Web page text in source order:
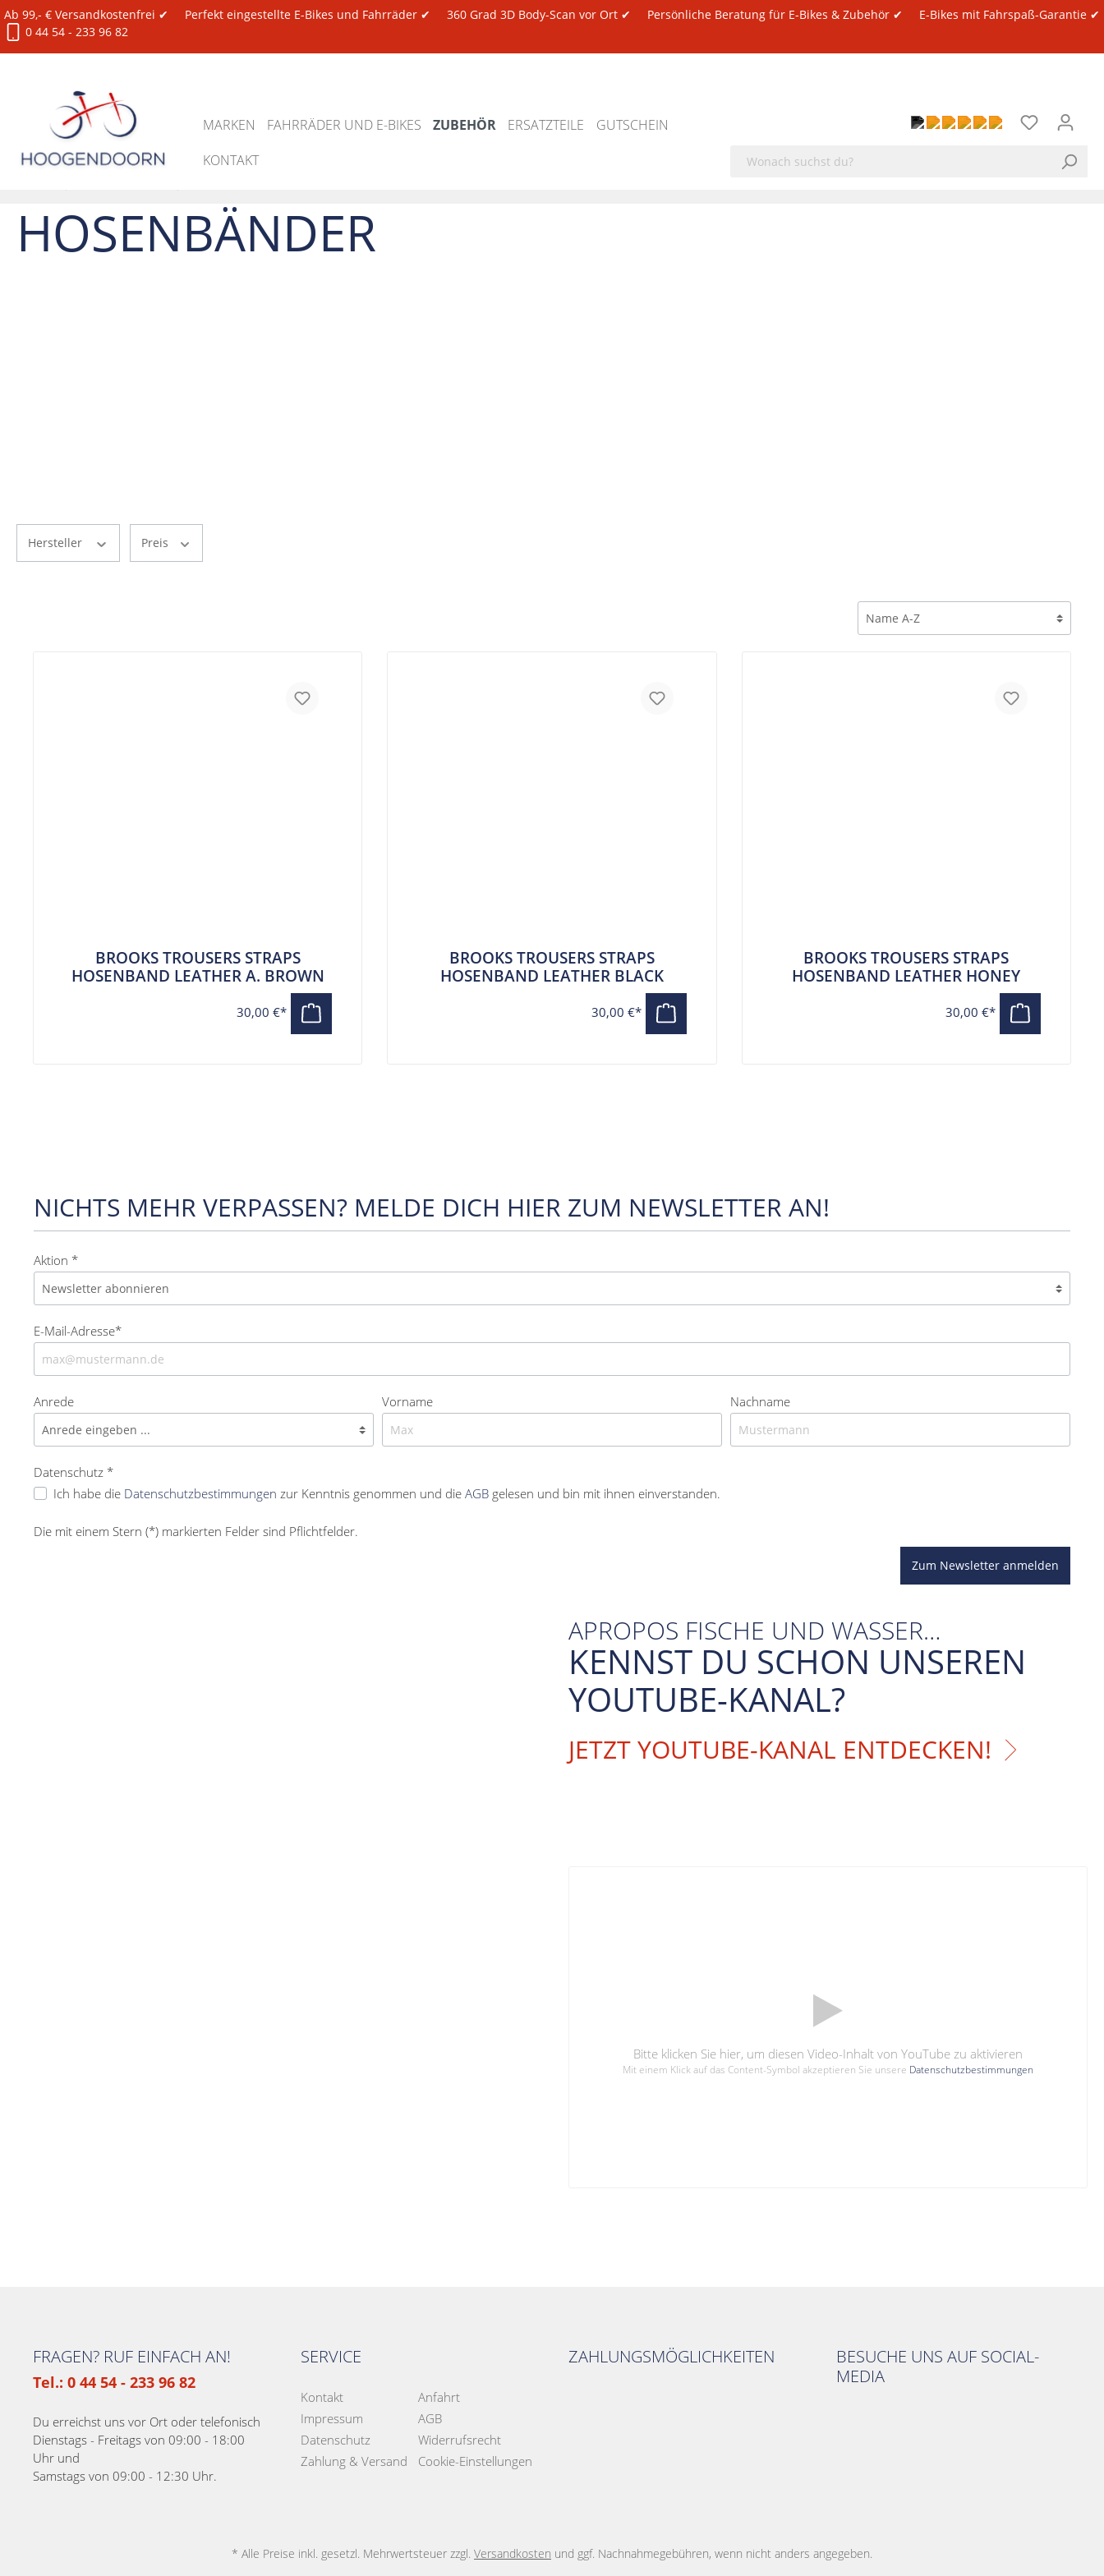
Ab 99,- € Versandkostenfrei ✔ Perfekt eingestellte E-Bikes und Fahrräder ✔ 360 Grad 3D Body-Scan vor Ort ✔ Persönliche Beratung für E-Bikes & Zubehör ✔
E-Bikes mit Fahrspaß-Garantie ✔
0 44 54 - 233 96 82
MARKEN FAHRRÄDER UND E-BIKES ZUBEHÖR ERSATZTEILE
GUTSCHEIN
KONTAKT
HOSENBÄNDER
Hersteller Preis
BROOKS TROUSERS STRAPS
HOSENBAND LEATHER A. BROWN
30,00 €*
BROOKS TROUSERS STRAPS
HOSENBAND LEATHER BLACK
30,00 €*
BROOKS TROUSERS STRAPS
HOSENBAND LEATHER HONEY
30,00 €*
NICHTS MEHR VERPASSEN? MELDE DICH HIER ZUM NEWSLETTER AN!
Aktion *
E-Mail-Adresse*
Anrede Vorname Nachname
Datenschutz *
Ich habe die Datenschutzbestimmungen zur Kenntnis genommen und die AGB gelesen und bin mit ihnen einverstanden.
Die mit einem Stern (*) markierten Felder sind Pflichtfelder.
Zum Newsletter anmelden
APROPOS FISCHE UND WASSER…
KENNST DU SCHON UNSEREN
YOUTUBE-KANAL?
JETZT YOUTUBE-KANAL ENTDECKEN!
Bitte klicken Sie hier, um diesen Video-Inhalt von YouTube zu aktivieren
Mit einem Klick auf das Content-Symbol akzeptieren Sie unsere Datenschutzbestimmungen
FRAGEN? RUF EINFACH AN!
Tel.: 0 44 54 - 233 96 82
Du erreichst uns vor Ort oder telefonisch
Dienstags - Freitags von 09:00 - 18:00
Uhr und
Samstags von 09:00 - 12:30 Uhr.
SERVICE
Kontakt
Anfahrt
Impressum
AGB
Datenschutz
Widerrufsrecht
Zahlung & Versand
Cookie-Einstellungen
ZAHLUNGSMÖGLICHKEITEN
BESUCHE UNS AUF SOCIAL-
MEDIA
* Alle Preise inkl. gesetzl. Mehrwertsteuer zzgl. Versandkosten und ggf. Nachnahmegebühren, wenn nicht anders angegeben.